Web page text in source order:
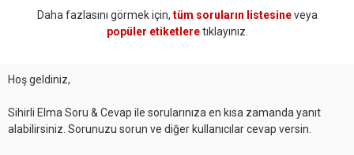
Daha fazlasını görmek için, tüm soruların listesineveya
popüler etiketleretıklayınız.
Hoş geldiniz,
Sihirli Elma Soru & Cevap ile sorularınıza en kısa zamanda yanıt
alabilirsiniz. Sorunuzu sorun ve diğer kullanıcılar cevap versin.